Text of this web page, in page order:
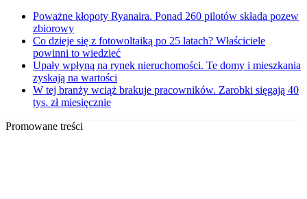
Poważne kłopoty Ryanaira. Ponad 260 pilotów składa pozew
zbiorowy
Co dzieje się z fotowoltaiką po 25 latach? Właściciele
powinni to wiedzieć
Upały wpłyną na rynek nieruchomości. Te domy i mieszkania
zyskają na wartości
W tej branży wciąż brakuje pracowników. Zarobki sięgają 40
tys. zł miesięcznie
Promowane treści